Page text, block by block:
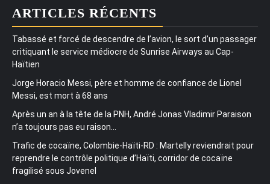
ARTICLES RÉCENTS
Tabassé et forcé de descendre de l’avion, le sort d’un passager
critiquant le service médiocre de Sunrise Airways au Cap-
Haïtien
Jorge Horacio Messi, père et homme de confiance de Lionel
Messi, est mort à 68 ans
Après un an à la tête de la PNH, André Jonas Vladimir Paraison
n’a toujours pas eu raison…
Trafic de cocaïne, Colombie-Haïti-RD : Martelly reviendrait pour
reprendre le contrôle politique d’Haïti, corridor de cocaïne
fragilisé sous Jovenel